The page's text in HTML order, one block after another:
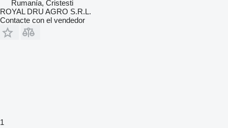
Rumanía, Cristesti
ROYAL DRU AGRO S.R.L.
Contacte con el vendedor
1